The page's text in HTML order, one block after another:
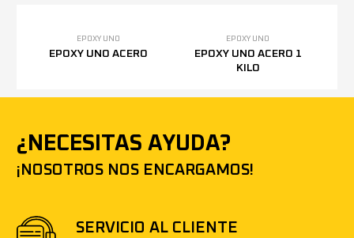
EPOXY UNO
EPOXY UNO ACERO
EPOXY UNO
EPOXY UNO ACERO 1
KILO
¿NECESITAS AYUDA?
¡NOSOTROS NOS ENCARGAMOS!
SERVICIO AL CLIENTE